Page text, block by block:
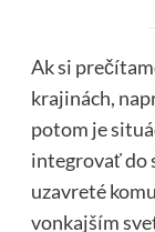
Ak si
krajinách,
potom je
integrovať do
uzavreté
vonkajším